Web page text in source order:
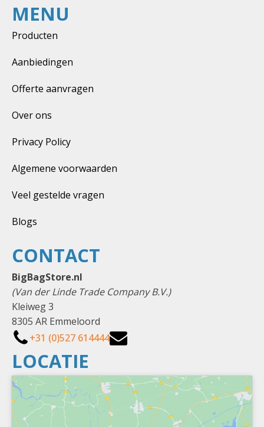
MENU
Producten
Aanbiedingen
Offerte aanvragen
Over ons
Privacy Policy
Algemene voorwaarden
Veel gestelde vragen
Blogs
LOCATIE
CONTACT
BigBagStore.nl
(Van der Linde Trade Company B.V.)
Kleiweg 3
8305 AR Emmeloord
+31 (0)527 614444